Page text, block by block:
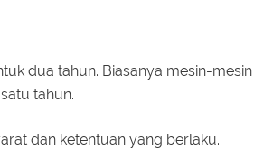
dua tahun. Biasanya mesin-mesin
tahun.
dan ketentuan yang berlaku.